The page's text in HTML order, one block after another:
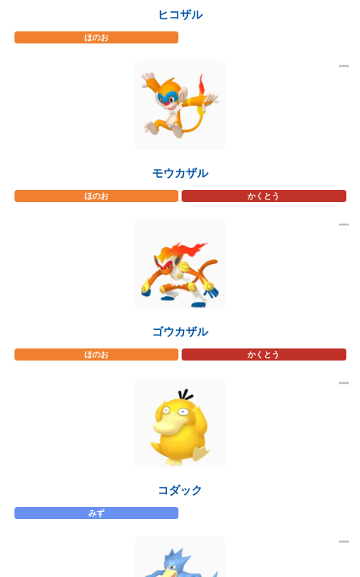
ヒコザル
ほのお
モウカザル
ほのお かくとう
ゴウカザル
ほのお かくとう
コダック
みず